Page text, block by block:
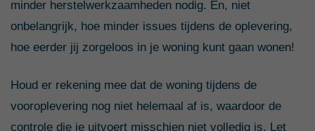
minder herstelwerkzaamheden nodig. En, niet
onbelangrijk, hoe minder issues tijdens de oplevering,
hoe eerder jij zorgeloos in je woning kunt gaan wonen!
Houd er rekening mee dat de woning tijdens de
vooroplevering nog niet helemaal af is, waardoor de
controle die je uitvoert misschien niet volledig is. Let